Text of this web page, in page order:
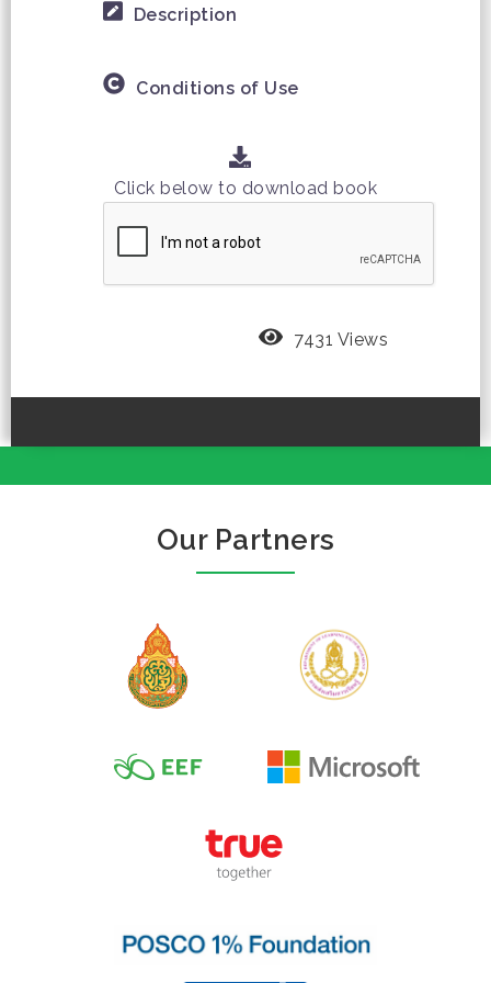
Description
Conditions of Use
Click below to download book
7431 Views
Our Partners